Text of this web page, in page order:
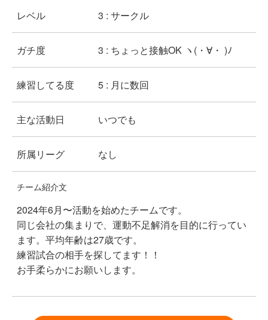
レベル 3 : サークル
ガチ度 3 : ちょっと接触OK ヽ(・∀・ )ﾉ
練習してる度 5 : 月に数回
主な活動日 いつでも
所属リーグ なし
チーム紹介文
2024年6月〜活動を始めたチームです。
同じ会社の集まりで、運動不足解消を目的に行ってい
ます。平均年齢は27歳です。
練習試合の相手を探してます！！
お手柔らかにお願いします。